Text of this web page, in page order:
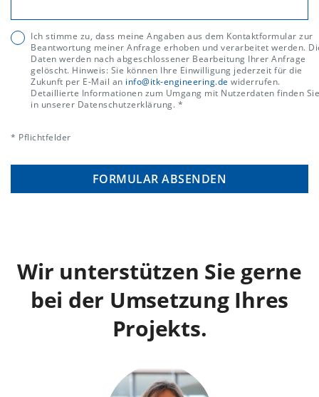
Ich stimme zu, dass meine Angaben aus dem Kontaktformular zur
Beantwortung meiner Anfrage erhoben und verarbeitet werden.
Daten werden nach abgeschlossener Bearbeitung Ihrer Anfrage
gelöscht. Hinweis: Sie können Ihre Einwilligung jederzeit für die
Zukunft per E-Mail an info@itk-engineering.de widerrufen.
Detaillierte Informationen zum Umgang mit Nutzerdaten finden Sie
in unserer Datenschutzerklärung. *
* Pflichtfelder
Wir unterstützen Sie gerne
bei der Umsetzung Ihres
Projekts.